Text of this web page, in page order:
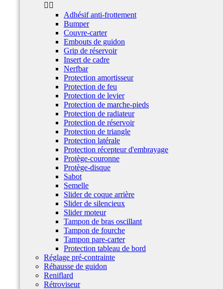
 
Adhésif anti-frottement
Bumper
Couvre-carter
Embouts de guidon
Grip de réservoir
Insert de cadre
Nerfbar
Protection amortisseur
Protection de feu
Protection de levier
Protection de marche-pieds
Protection de radiateur
Protection de réservoir
Protection de triangle
Protection latérale
Protection récepteur d'embrayage
Protège-couronne
Protège-disque
Sabot
Semelle
Slider de coque arrière
Slider de silencieux
Slider moteur
Tampon de bras oscillant
Tampon de fourche
Tampon pare-carter
Protection tableau de bord
Réglage pré-contrainte
Réhausse de guidon
Reniflard
Rétroviseur